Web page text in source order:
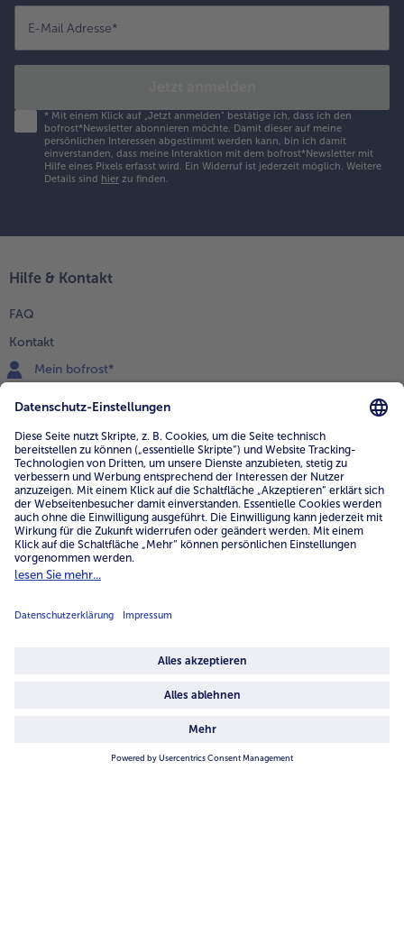
E-Mail Adresse*
* Mit einem Klick auf „Jetzt anmelden" bestätige ich, dass ich den
bofrost*Newsletter abonnieren möchte. Damit dieser auf meine
persönlichen Interessen abgestimmt werden kann, bin ich damit
einverstanden, dass meine Interaktion mit dem bofrost*Newsletter mit
Hilfe eines Pixels erfasst wird. Ein Widerruf ist jederzeit möglich. Weitere
Details sind hier zu finden.
Hilfe & Kontakt
FAQ
Kontakt
Mein bofrost*
0800 - 000 19 18
Mo.-Fr.: 7-21 Uhr Sa: 8-16 Uhr
Service
Unternehmen
Über uns